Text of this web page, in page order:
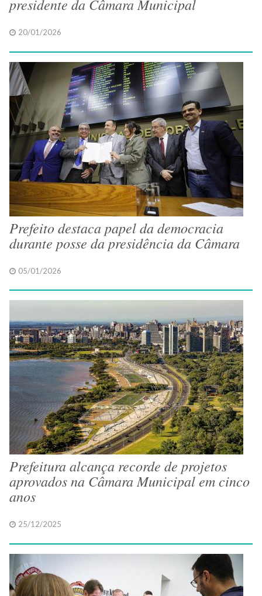
presidente da Câmara Municipal
20/01/2026
Prefeito destaca papel da democracia
durante posse da presidência da Câmara
05/01/2026
Prefeitura alcança recorde de projetos
aprovados na Câmara Municipal em cinco
anos
25/12/2025